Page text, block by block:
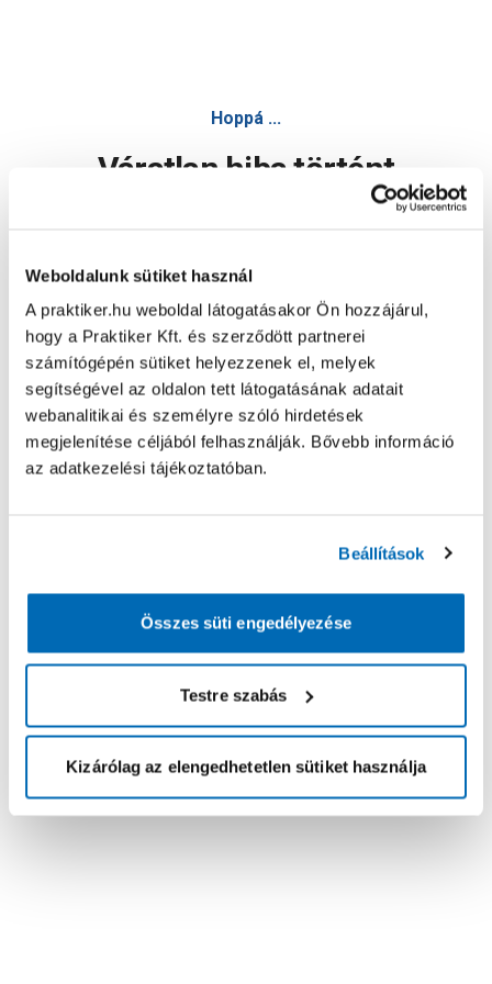
Weboldalunk sütiket használ
A praktiker.hu weboldal látogatásakor Ön hozzájárul,
hogy a Praktiker Kft. és szerződött partnerei
számítógépén sütiket helyezzenek el, melyek
segítségével az oldalon tett látogatásának adatait
webanalitikai és személyre szóló hirdetések
megjelenítése céljából felhasználják. Bővebb információ
az adatkezelési tájékoztatóban.
Beállítások
Összes süti engedélyezése
Testre szabás
Kizárólag az elengedhetetlen sütiket használja
Hoppá ...
Váratlan hiba történt
Oldal újratöltése